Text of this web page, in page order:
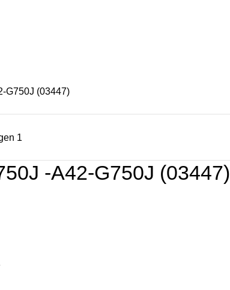
G750J (03447)
-A42-G750J (03447)